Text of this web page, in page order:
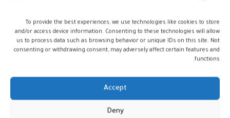
To provide the best experiences, we use technologies like cookies to store
and/or access device information. Consenting to these technologies will allow
us to process data such as browsing behavior or unique IDs on this site. Not
consenting or withdrawing consent, may adversely affect certain features and
functions.
Accept
Deny
ندوة تحتفي بالكتابة السردية